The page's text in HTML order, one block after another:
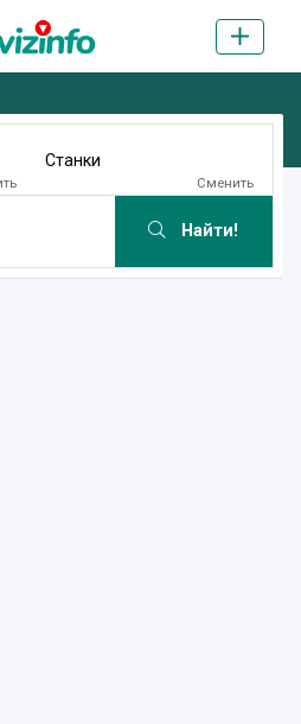
Станки
Сменить
Найти!